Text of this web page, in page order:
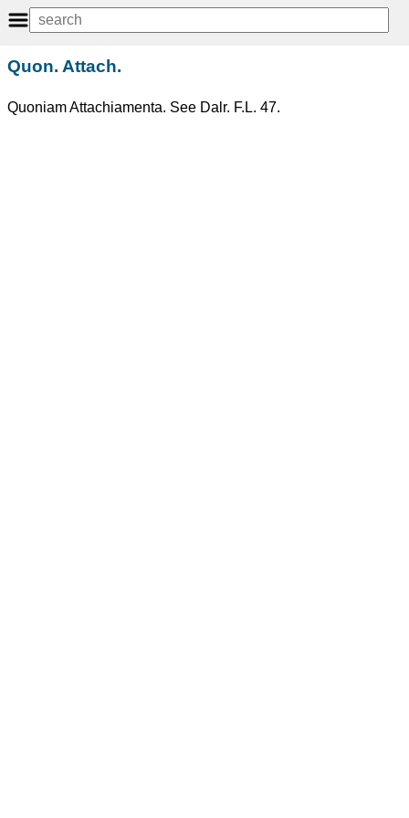
Quon. Attach.
Quoniam Attachiamenta. See Dalr. F.L. 47.